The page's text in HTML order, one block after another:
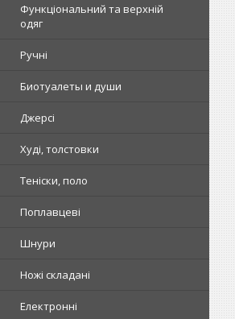
Функціональний та верхній
одяг
Ручні
Биотуалеты и души
Джерсі
Худі, толстовки
Теніски, поло
Поплавцеві
Шнури
Ножі складані
Електронні